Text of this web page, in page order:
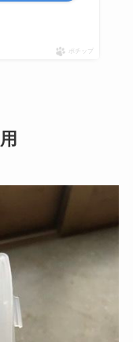
ポチップ
用